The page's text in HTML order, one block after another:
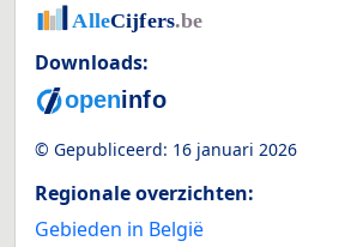
Downloads:
© Gepubliceerd: 16 januari 2026
Regionale overzichten:
Gebieden in België